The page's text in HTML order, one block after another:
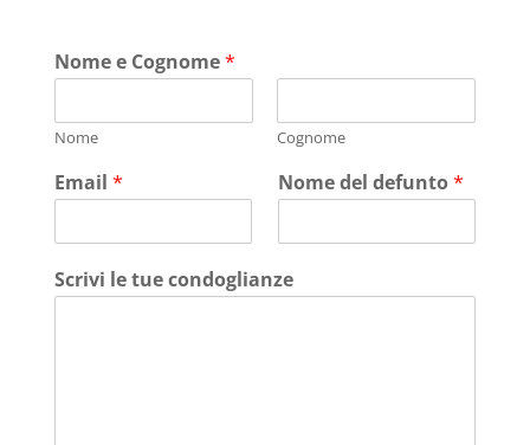
Nome e Cognome*
Nome Cognome
Email * Nome del defunto*
Scrivi le tue condoglianze